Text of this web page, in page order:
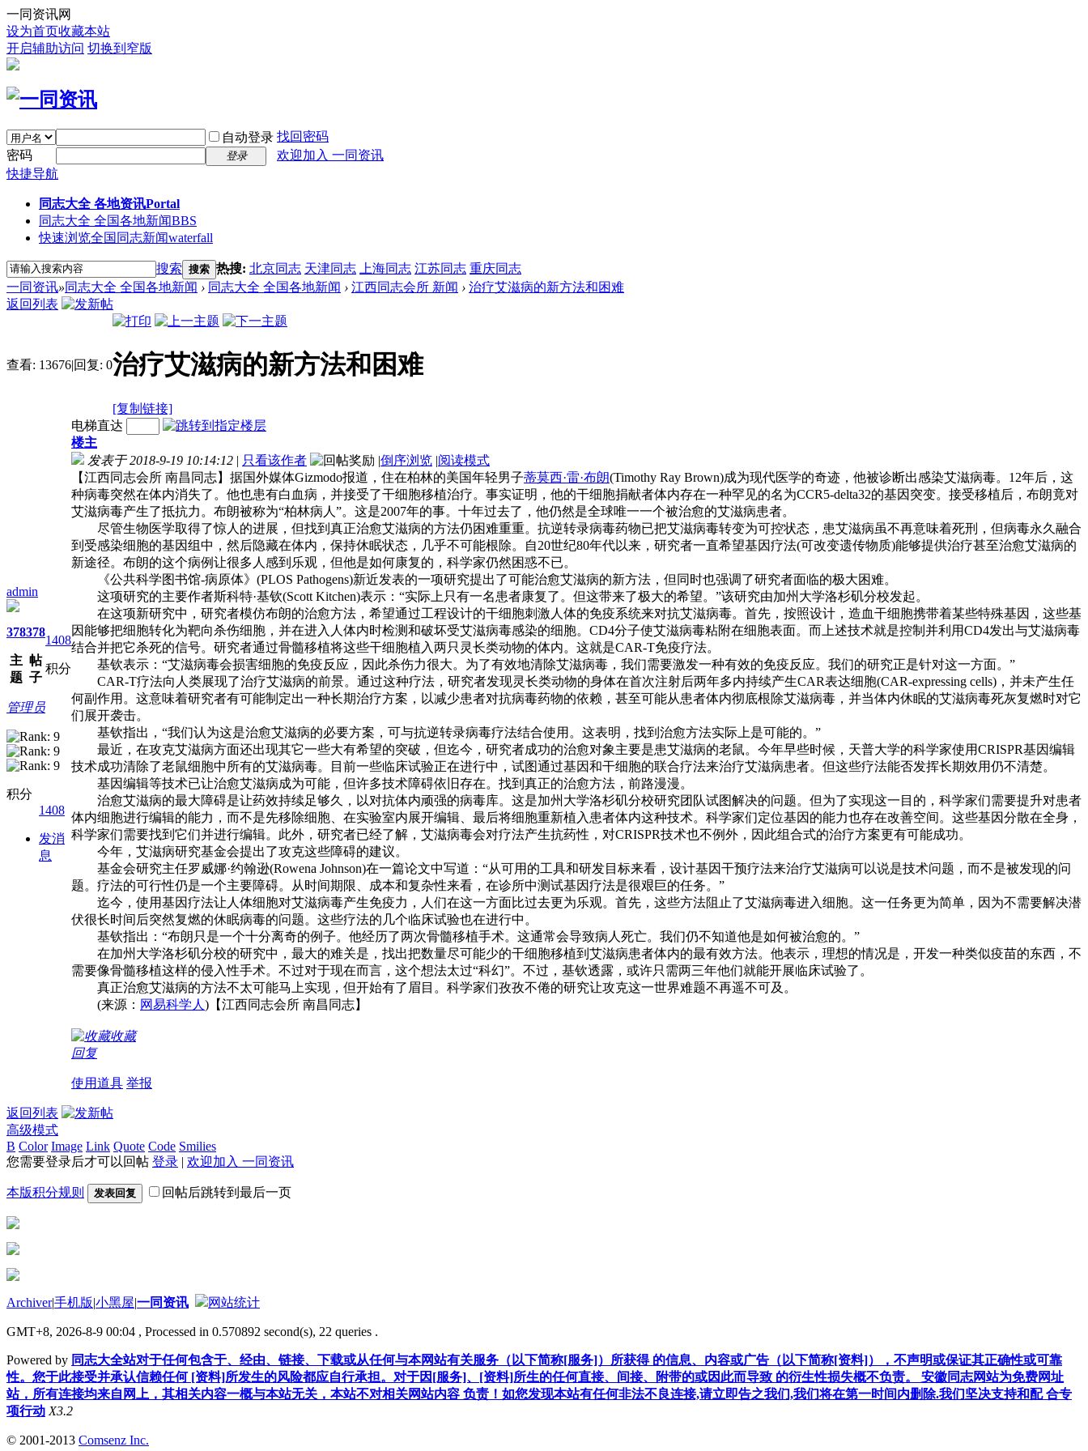
一同资讯网
设为首页收藏本站
开启辅助访问 切换到窄版
自动登录 找回密码
密码
登录
欢迎加入 一同资讯
快捷导航
同志大全 各地资讯Portal
同志大全 全国各地新闻BBS
快速浏览全国同志新闻waterfall
搜索 搜索 热搜: 北京同志 天津同志 上海同志 江苏同志 重庆同志
一同资讯»同志大全 全国各地新闻 › 同志大全 全国各地新闻 › 江西同志会所 新闻 › 治疗艾滋病的新方法和困难
返回列表
查看: 13676|回复: 0治疗艾滋病的新方法和困难
[复制链接]
admin
378
主
题
378
帖
子
1408
积分
管理员
积分
1408
发消
息
电梯直达
楼主
发表于 2018-9-19 10:14:12 | 只看该作者 |倒序浏览 |阅读模式
【江西同志会所 南昌同志】 据国外媒体Gizmodo报道，住在柏林的美国年轻男子蒂莫西·雷·布朗(Timothy Ray Brown)成为现代医学的奇迹，他被诊断出感染艾滋病毒。12年后，这
种病毒突然在体内消失了。他也患有白血病，并接受了干细胞移植治疗。事实证明，他的干细胞捐献者体内存在一种罕见的名为CCR5-delta32的基因突变。接受移植后，布朗竟对
艾滋病毒产生了抵抗力。布朗被称为“柏林病人”。这是2007年的事。十年过去了，他仍然是全球唯一一个被治愈的艾滋病患者。
尽管生物医学取得了惊人的进展，但找到真正治愈艾滋病的方法仍困难重重。抗逆转录病毒药物已把艾滋病毒转变为可控状态，患艾滋病虽不再意味着死刑，但病毒永久融合
到受感染细胞的基因组中，然后隐藏在体内，保持休眠状态，几乎不可能根除。自20世纪80年代以来，研究者一直希望基因疗法(可改变遗传物质)能够提供治疗甚至治愈艾滋病的
新途径。布朗的这个病例让很多人感到乐观，但他是如何康复的，科学家仍然困惑不已。
《公共科学图书馆-病原体》(PLOS Pathogens)新近发表的一项研究提出了可能治愈艾滋病的新方法，但同时也强调了研究者面临的极大困难。
这项研究的主要作者斯科特·基钦(Scott Kitchen)表示：“实际上只有一名患者康复了。但这带来了极大的希望。”该研究由加州大学洛杉矶分校发起。
在这项新研究中，研究者模仿布朗的治愈方法，希望通过工程设计的干细胞刺激人体的免疫系统来对抗艾滋病毒。首先，按照设计，造血干细胞携带着某些特殊基因，这些基
因能够把细胞转化为靶向杀伤细胞，并在进入人体内时检测和破坏受艾滋病毒感染的细胞。CD4分子使艾滋病毒粘附在细胞表面。而上述技术就是控制并利用CD4发出与艾滋病毒
结合并把它杀死的信号。研究者通过骨髓移植将这些干细胞植入两只灵长类动物的体内。这就是CAR-T免疫疗法。
基钦表示：“艾滋病毒会损害细胞的免疫反应，因此杀伤力很大。为了有效地清除艾滋病毒，我们需要激发一种有效的免疫反应。我们的研究正是针对这一方面。”
CAR-T疗法向人类展现了治疗艾滋病的前景。通过这种疗法，研究者发现灵长类动物的身体在首次注射后两年多内持续产生CAR表达细胞(CAR-expressing cells)，并未产生任
何副作用。这意味着研究者有可能制定出一种长期治疗方案，以减少患者对抗病毒药物的依赖，甚至可能从患者体内彻底根除艾滋病毒，并当体内休眠的艾滋病毒死灰复燃时对它
们展开袭击。
基钦指出，“我们认为这是治愈艾滋病的必要方案，可与抗逆转录病毒疗法结合使用。这表明，找到治愈方法实际上是可能的。”
最近，在攻克艾滋病方面还出现其它一些大有希望的突破，但迄今，研究者成功的治愈对象主要是患艾滋病的老鼠。今年早些时候，天普大学的科学家使用CRISPR基因编辑
技术成功清除了老鼠细胞中所有的艾滋病毒。目前一些临床试验正在进行中，试图通过基因和干细胞的联合疗法来治疗艾滋病患者。但这些疗法能否发挥长期效用仍不清楚。
基因编辑等技术已让治愈艾滋病成为可能，但许多技术障碍依旧存在。找到真正的治愈方法，前路漫漫。
治愈艾滋病的最大障碍是让药效持续足够久，以对抗体内顽强的病毒库。这是加州大学洛杉矶分校研究团队试图解决的问题。但为了实现这一目的，科学家们需要提升对患者
体内细胞进行编辑的能力，而不是先移除细胞、在实验室内展开编辑、最后将细胞重新植入患者体内这种技术。科学家们定位基因的能力也存在改善空间。这些基因分散在全身，
科学家们需要找到它们并进行编辑。此外，研究者已经了解，艾滋病毒会对疗法产生抗药性，对CRISPR技术也不例外，因此组合式的治疗方案更有可能成功。
今年，艾滋病研究基金会提出了攻克这些障碍的建议。
基金会研究主任罗威娜·约翰逊(Rowena Johnson)在一篇论文中写道：“从可用的工具和研发目标来看，设计基因干预疗法来治疗艾滋病可以说是技术问题，而不是被发现的问
题。疗法的可行性仍是一个主要障碍。从时间期限、成本和复杂性来看，在诊所中测试基因疗法是很艰巨的任务。”
迄今，使用基因疗法让人体细胞对艾滋病毒产生免疫力，人们在这一方面比过去更为乐观。首先，这些方法阻止了艾滋病毒进入细胞。这一任务更为简单，因为不需要解决潜
伏很长时间后突然复燃的休眠病毒的问题。这些疗法的几个临床试验也在进行中。
基钦指出：“布朗只是一个十分离奇的例子。他经历了两次骨髓移植手术。这通常会导致病人死亡。我们仍不知道他是如何被治愈的。”
在加州大学洛杉矶分校的研究中，最大的难关是，找出把数量尽可能少的干细胞移植到艾滋病患者体内的最有效方法。他表示，理想的情况是，开发一种类似疫苗的东西，不
需要像骨髓移植这样的侵入性手术。不过对于现在而言，这个想法太过“科幻”。不过，基钦透露，或许只需两三年他们就能开展临床试验了。
真正治愈艾滋病的方法不太可能马上实现，但开始有了眉目。科学家们孜孜不倦的研究让攻克这一世界难题不再遥不可及。
(来源： 网易科学人 )【江西同志会所 南昌同志】
收藏
回复
使用道具 举报
返回列表
高级模式
B Color Image Link Quote Code Smilies
您需要登录后才可以回帖 登录 | 欢迎加入 一同资讯
本版积分规则 发表回复 回帖后跳转到最后一页
Archiver|手机版|小黑屋|一同资讯 网站统计
GMT+8, 2026-8-9 00:04 , Processed in 0.570892 second(s), 22 queries .
Powered by 同志大全站对于任何包含于、经由、链接、下载或从任何与本网站有关服务（以下简称[服务]）所获得 的信息、内容或广告（以下简称[资料]），不声明或保证其正确性或可靠
性。您于此接受并承认信赖任何 [资料]所发生的风险都应自行承担。对于因[服务]、[资料]所生的任何直接、间接、附带的或因此而导致 的衍生性损失概不负责。 安徽同志网站为免费网址
站，所有连接均来自网上，其相关内容一概与本站无关，本站不对相关网站内容 负责！如您发现本站有任何非法不良连接,请立即告之我们,我们将在第一时间内删除.我们坚决支持和配 合专
项行动 X3.2
© 2001-2013 Comsenz Inc.